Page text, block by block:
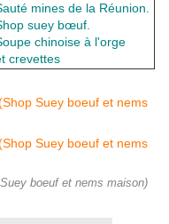
mines de la Réunion
suey bœuf.
chinoise à l'orge
crevettes
boeuf et nems maison)